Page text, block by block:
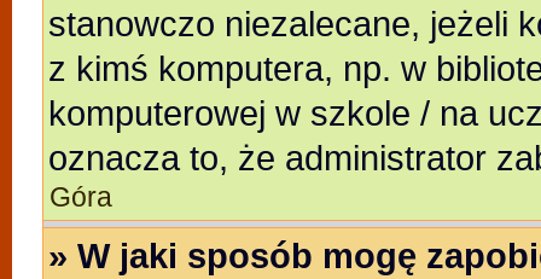
stanowczo niezalecane, jeżeli
z kimś komputera, np. w
komputerowej w szkole / na
oznacza to, że administrator
Góra
» W jaki sposób mogę